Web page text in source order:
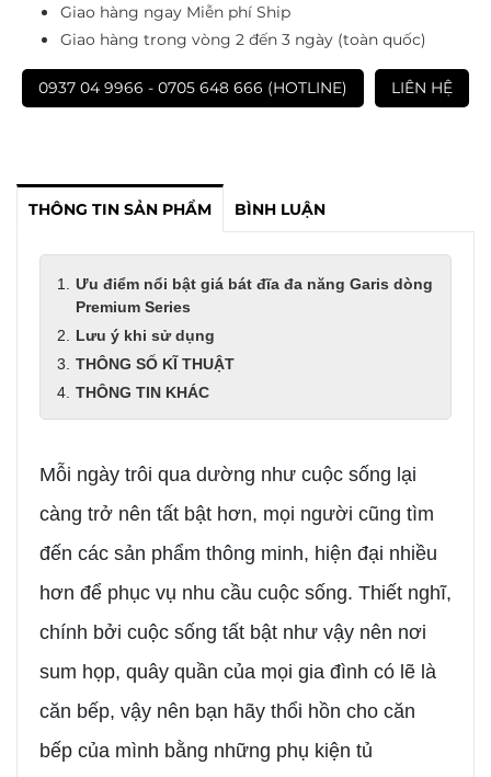
Giao hàng ngay Miễn phí Ship
Giao hàng trong vòng 2 đến 3 ngày (toàn quốc)
0937 04 9966 - 0705 648 666 (HOTLINE) LIÊN HỆ
THÔNG TIN SẢN PHẨM BÌNH LUẬN
Ưu điểm nổi bật giá bát đĩa đa năng Garis dòng
Premium Series
Lưu ý khi sử dụng
THÔNG SỐ KĨ THUẬT
THÔNG TIN KHÁC
Mỗi ngày trôi qua dường như cuộc sống lại
càng trở nên tất bật hơn, mọi người cũng tìm
đến các sản phẩm thông minh, hiện đại nhiều
hơn để phục vụ nhu cầu cuộc sống. Thiết nghĩ,
chính bởi cuộc sống tất bật như vậy nên nơi
sum họp, quây quần của mọi gia đình có lẽ là
căn bếp, vậy nên bạn hãy thổi hồn cho căn
bếp của mình bằng những phụ kiện tủ